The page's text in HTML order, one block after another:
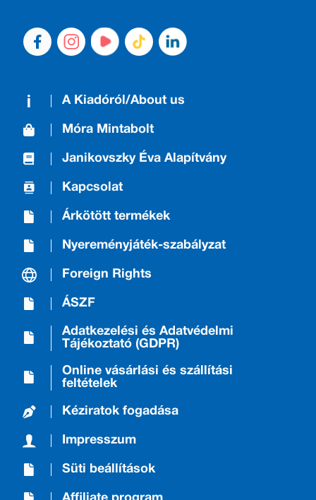
A Kiadóról/About us
Móra Mintabolt
Janikovszky Éva Alapítvány
Kapcsolat
Árkötött termékek
Nyereményjáték-szabályzat
Foreign Rights
ÁSZF
Adatkezelési és Adatvédelmi
Tájékoztató (GDPR)
Online vásárlási és szállítási
feltételek
Kéziratok fogadása
Impresszum
Süti beállítások